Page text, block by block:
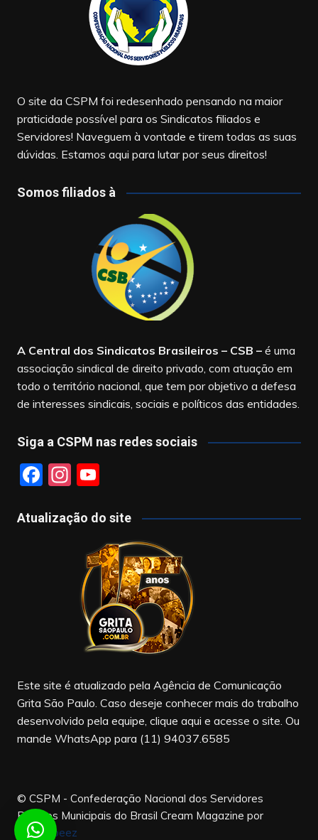
O site da CSPM foi redesenhado pensando na maior
praticidade possível para os Sindicatos filiados e
Servidores! Naveguem à vontade e tirem todas as suas
dúvidas. Estamos aqui para lutar por seus direitos!
Somos filiados à
A Central dos Sindicatos Brasileiros – CSB –é uma
associação sindical de direito privado, com atuação em
todo o território nacional, que tem por objetivo a defesa
de interesses sindicais, sociais e políticos das entidades.
Siga a CSPM nas redes sociais
F
c
In
a
m
Y
u
T
u
b
e
Atualização do site
Este site é atualizado pela Agência de Comunicação
Grita São Paulo. Caso deseje conhecer mais do trabalho
desenvolvido pela equipe, clique aqui e acesse o site. Ou
mande WhatsApp para (11) 94037.6585
© CSPM - Confederação Nacional dos Servidores
Públicos Municipais do Brasil Cream Magazine por
Themebeez